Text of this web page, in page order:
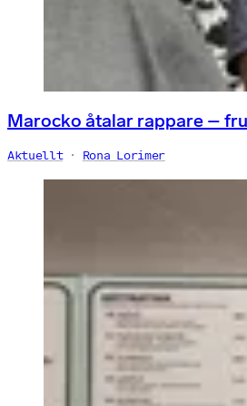
Marocko åtalar rappare –
Aktuellt Rona Lorimer